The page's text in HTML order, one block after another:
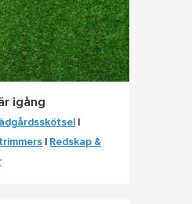
igång
Redskap &